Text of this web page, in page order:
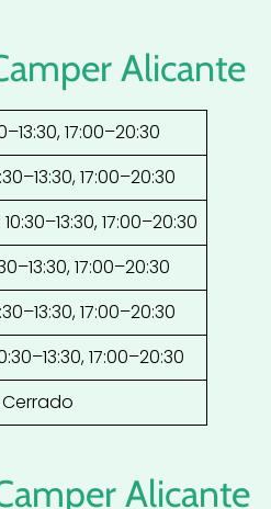
Alicante
17:00–20:30
17:00–20:30
17:00–20:30
17:00–20:30
17:00–20:30
17:00–20:30
Alicante